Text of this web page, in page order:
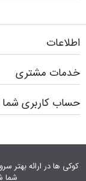
شما
اطلاعات
خدمات مشتری
حساب کاربری شما